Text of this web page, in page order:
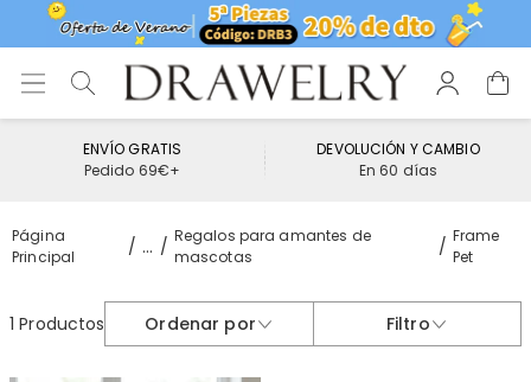
ENVÍO GRATIS
Pedido 69€+
DEVOLUCIÓN Y CAMBIO
En 60 días
Página
Principal
...
Regalos para amantes de
mascotas
Frame
Pet
1 Productos Ordenar por Filtro